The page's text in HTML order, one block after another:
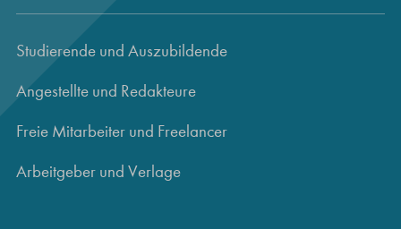
Studierende und Auszubildende
Angestellte und Redakteure
Freie Mitarbeiter und Freelancer
Arbeitgeber und Verlage